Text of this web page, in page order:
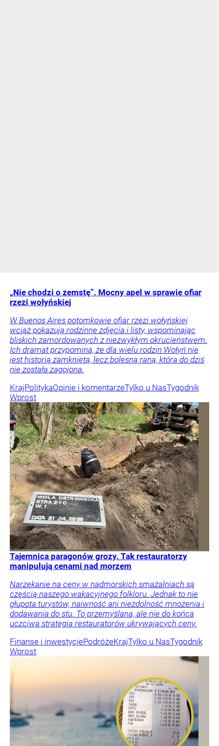
„Nie chodzi o zemstę”. Mocny apel w sprawie ofiar
rzezi wołyńskiej
W Buenos Aires potomkowie ofiar rzezi wołyńskiej
wciąż pokazują rodzinne zdjęcia i listy, wspominając
bliskich zamordowanych z niezwykłym okrucieństwem.
Ich dramat przypomina, że dla wielu rodzin Wołyń nie
jest historią zamkniętą, lecz bolesną raną, która do dziś
nie została zagojona.
KrajPolitykaOpinie i komentarzeTylko u NasTygodnik
Wprost
Tajemnica paragonów grozy. Tak restauratorzy
manipulują cenami nad morzem
Narzekanie na ceny w nadmorskich smażalniach są
częścią naszego wakacyjnego folkloru. Jednak to nie
głupota turystów, naiwność ani niezdolność mnożenia i
dodawania do stu. To przemyślana, ale nie do końca
uczciwa strategia restauratorów ukrywających ceny.
Finanse i inwestycjePodróżeKrajTylko u NasTygodnik
Wprost